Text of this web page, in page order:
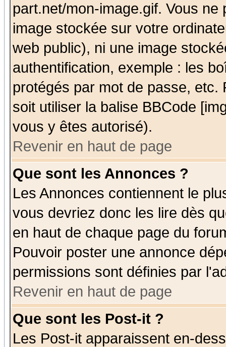
part.net/mon-image.gif. Vous
image stockée sur votre
web public), ni une image
authentification, exemple : les
protégés par mot de passe,
soit utiliser la balise BBCode
vous y êtes autorisé).
Revenir en haut de page
Que sont les Annonces ?
Les Annonces contiennent le
vous devriez donc les lire dès
en haut de chaque page du
Pouvoir poster une annonce
permissions sont définies par
Revenir en haut de page
Que sont les Post-it ?
Les Post-it apparaissent en-